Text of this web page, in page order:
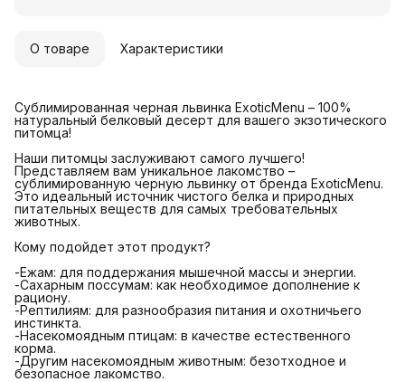
О товаре Характеристики
Сублимированная черная львинка ExoticMenu – 100%
натуральный белковый десерт для вашего экзотического
питомца!
Наши питомцы заслуживают самого лучшего!
Представляем вам уникальное лакомство –
сублимированную черную львинку от бренда ExoticMenu.
Это идеальный источник чистого белка и природных
питательных веществ для самых требовательных
животных.
Кому подойдет этот продукт?
-Ежам: для поддержания мышечной массы и энергии.
-Сахарным поссумам: как необходимое дополнение к
рациону.
-Рептилиям: для разнообразия питания и охотничьего
инстинкта.
-Насекомоядным птицам: в качестве естественного
корма.
-Другим насекомоядным животным: безотходное и
безопасное лакомство.